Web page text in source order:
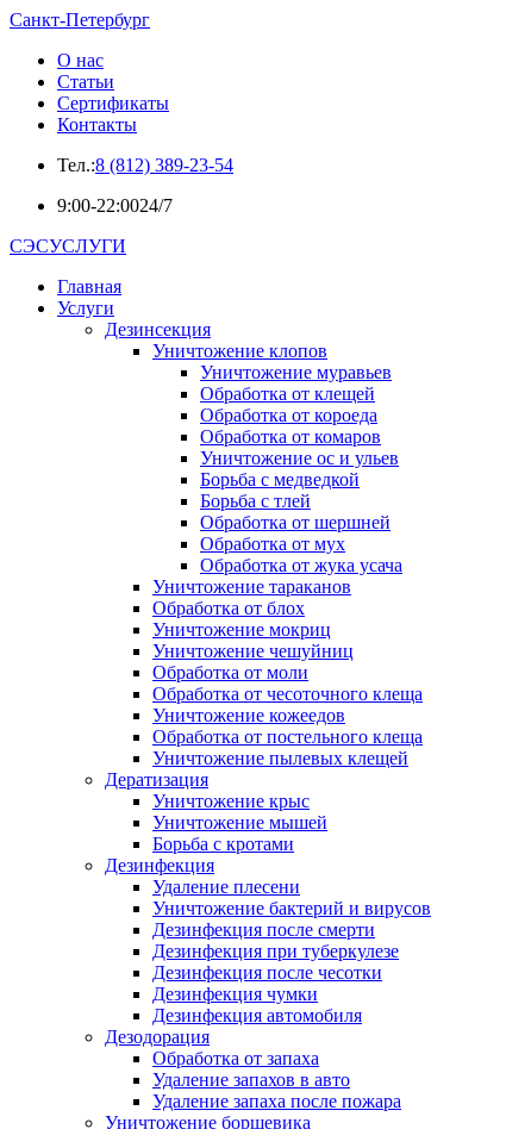
Санкт-Петербург
О нас
Статьи
Сертификаты
Контакты
Тел.:8 (812) 389-23-54
9:00-22:0024/7
СЭСУСЛУГИ
Главная
Услуги
Дезинсекция
Уничтожение клопов
Уничтожение муравьев
Обработка от клещей
Обработка от короеда
Обработка от комаров
Уничтожение ос и ульев
Борьба с медведкой
Борьба с тлей
Обработка от шершней
Обработка от мух
Обработка от жука усача
Уничтожение тараканов
Обработка от блох
Уничтожение мокриц
Уничтожение чешуйниц
Обработка от моли
Обработка от чесоточного клеща
Уничтожение кожеедов
Обработка от постельного клеща
Уничтожение пылевых клещей
Дератизация
Уничтожение крыс
Уничтожение мышей
Борьба с кротами
Дезинфекция
Удаление плесени
Уничтожение бактерий и вирусов
Дезинфекция после смерти
Дезинфекция при туберкулезе
Дезинфекция после чесотки
Дезинфекция чумки
Дезинфекция автомобиля
Дезодорация
Обработка от запаха
Удаление запахов в авто
Удаление запаха после пожара
Уничтожение борщевика